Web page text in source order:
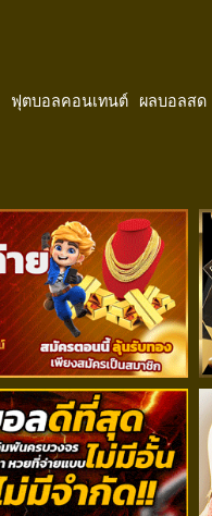
ฟุตบอลคอนเทนต์ ผลบอลสด